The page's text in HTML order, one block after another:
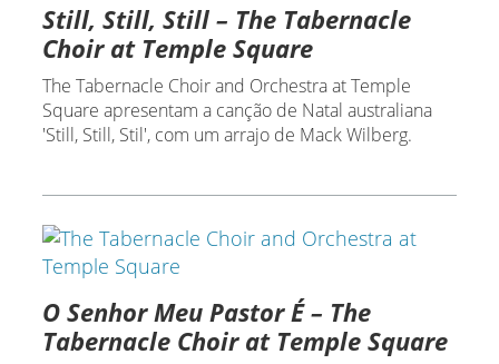
Still, Still, Still – The Tabernacle
Choir at Temple Square
The Tabernacle Choir and Orchestra at Temple
Square apresentam a canção de Natal australiana
'Still, Still, Stil', com um arrajo de Mack Wilberg.
O Senhor Meu Pastor É – The
Tabernacle Choir at Temple Square